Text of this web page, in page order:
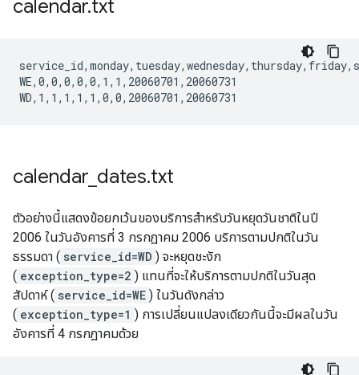
calendar.txt
WE,0,0,0,0,0,1,1,20060701,20060731
calendar dates.txt
ตัวอย่างนี้แสดงข้อยกเว้นของบริการสำหรับวันหยุดวันชาติในปี
2006 ในวันอังคารที่ 3 กรกฎาคม 2006 บริการตามปกติในวัน
ธรรมดา ( service_id=WD ) จะหยุดชะงัก
( exception_type=2 ) แทนที่จะให้บริการตามปกติในวันสุด
สัปดาห์ ( service_id=WE ) ในวันดังกล่าว
( exception_type=1 ) การเปลี่ยนแปลงเดียวกันนี้จะมีผลในวัน
อังคารที่ 4 กรกฎาคมด้วย